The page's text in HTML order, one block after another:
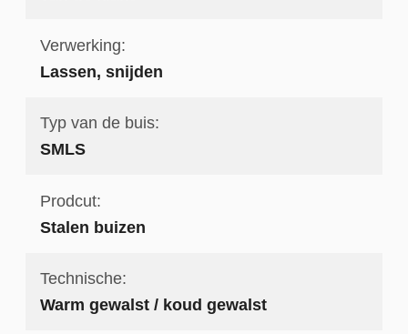
Verwerking:
Lassen, snijden
Typ van de buis:
SMLS
Prodcut:
Stalen buizen
Technische:
Warm gewalst / koud gewalst